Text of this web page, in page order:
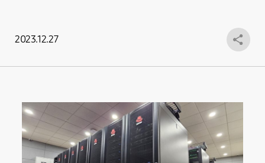
2023.12.27